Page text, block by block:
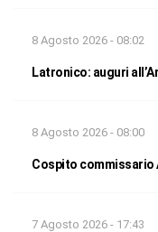
8 Agosto 2026 - 08:02
Latronico: auguri
8 Agosto 2026 - 08:00
Cospito commissario
7 Agosto 2026 - 17:43